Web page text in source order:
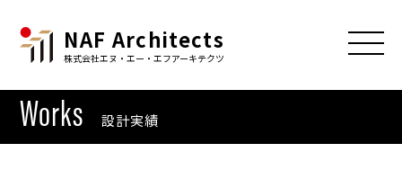
NAF Architects
株式会社エヌ・エー・エフアーキテクツ
Works 設計実績